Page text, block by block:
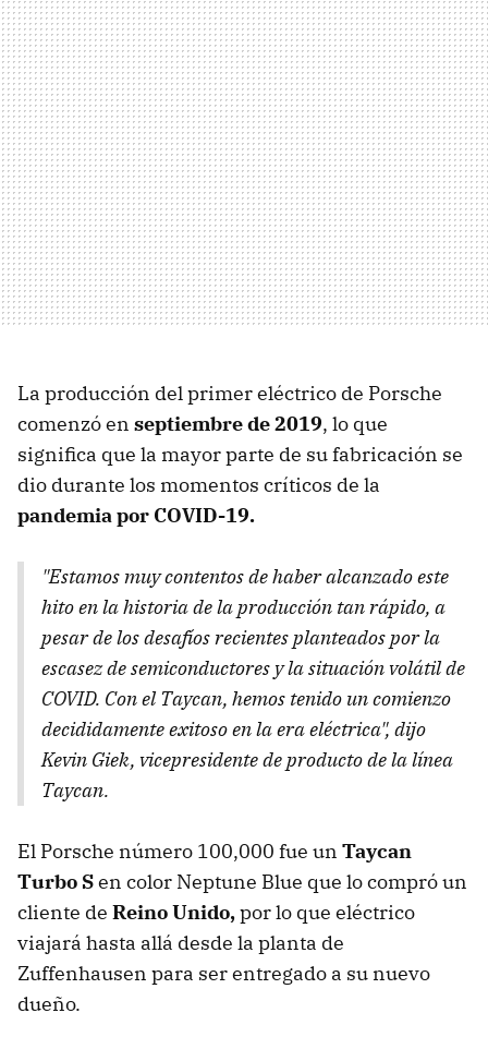
La producción del primer eléctrico de Porsche
comenzó en septiembre de 2019, lo que
significa que la mayor parte de su fabricación se
dio durante los momentos críticos de la
pandemia por COVID-19.
"Estamos muy contentos de haber alcanzado este
hito en la historia de la producción tan rápido, a
pesar de los desafíos recientes planteados por la
escasez de semiconductores y la situación volátil de
COVID. Con el Taycan, hemos tenido un comienzo
decididamente exitoso en la era eléctrica", dijo
Kevin Giek, vicepresidente de producto de la línea
Taycan.
El Porsche número 100,000 fue un Taycan
Turbo Sen color Neptune Blue que lo compró un
cliente de Reino Unido,por lo que eléctrico
viajará hasta allá desde la planta de
Zuffenhausen para ser entregado a su nuevo
dueño.